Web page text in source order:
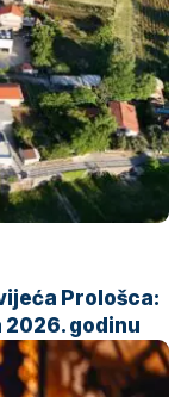
Prološca:
2026. godinu